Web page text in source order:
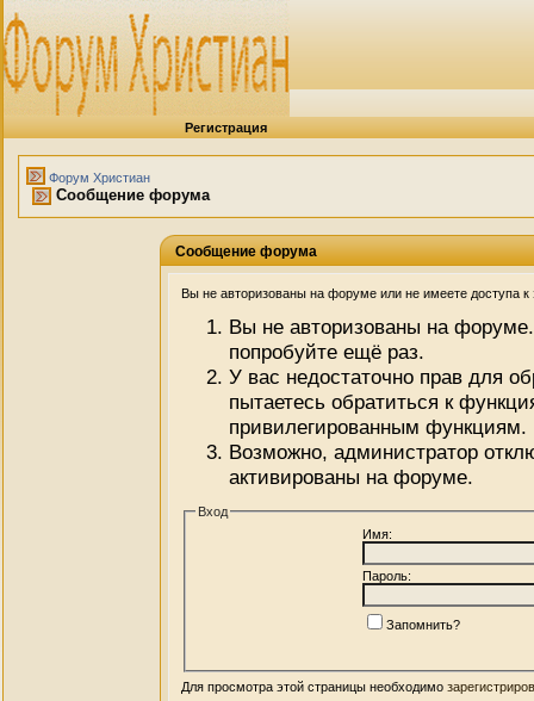
Регистрация
Форум Христиан
Сообщение форума
Сообщение форума
Вы не авторизованы на форуме или не имеете доступа к
Вы не авторизованы на
попробуйте ещё раз.
У вас недостаточно прав для
пытаетесь обратиться к
привилегированным функциям.
Возможно, администратор
активированы на форуме.
Вход
Имя:
Пароль:
Запомнить?
Для просмотра этой страницы необходимо